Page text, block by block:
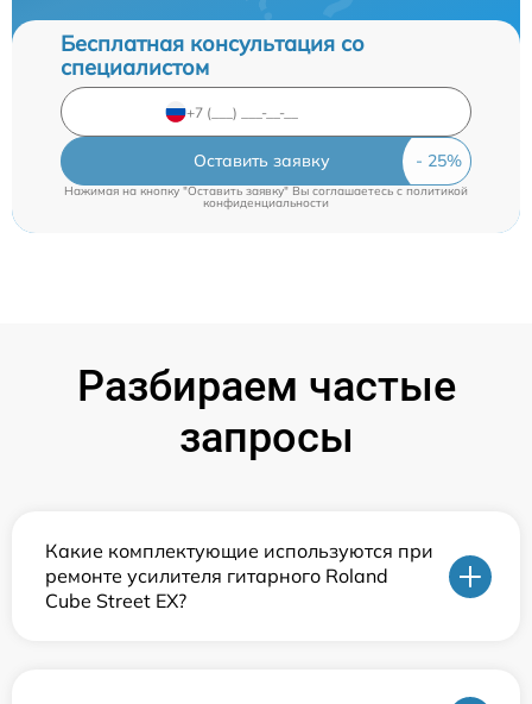
Бесплатная консультация со
специалистом
Оставить заявку
Нажимая на кнопку "Оставить заявку" Вы соглашаетесь c политикой
конфиденциальности
Разбираем частые
запросы
Какие комплектующие используются при
ремонте усилителя гитарного Roland
Cube Street EX?